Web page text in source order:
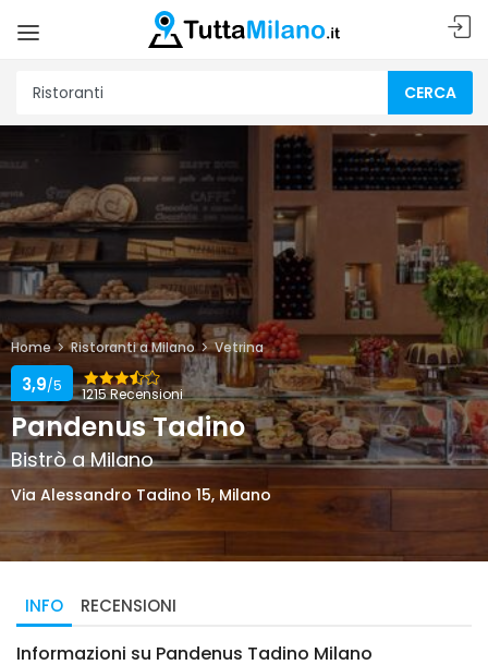
CERCA
Home Ristoranti a Milano Vetrina
1215 Recensioni
3,9/5
Pandenus Tadino
Bistrò a Milano
Via Alessandro Tadino 15, Milano
INFO RECENSIONI
Informazioni su Pandenus Tadino Milano